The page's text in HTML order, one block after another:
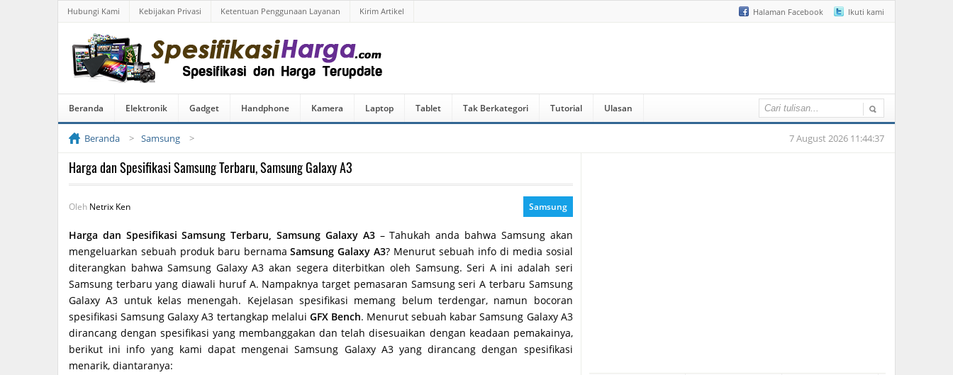
Halaman Facebook Ikuti kami
Hubungi Kami Kebijakan Privasi Ketentuan Penggunaan Layanan Kirim Artikel
Beranda Elektronik Gadget Handphone Kamera Laptop Tablet Tak Berkategori Tutorial Ulasan
Beranda Samsung 7 August 2026 11:44:37
Harga dan Spesifikasi Samsung Terbaru, Samsung Galaxy A3
Oleh Netrix Ken Samsung
Harga dan Spesifikasi Samsung Terbaru, Samsung Galaxy A3– Tahukah anda bahwa Samsung akan
mengeluarkan sebuah produk baru bernamaSamsung Galaxy A3? Menurut sebuah info di media sosial
diterangkan bahwa Samsung Galaxy A3 akan segera diterbitkan oleh Samsung. Seri A ini adalah seri
Samsung terbaru yang diawali huruf A. Nampaknya target pemasaran Samsung seri A terbaru Samsung
Galaxy A3 untuk kelas menengah. Kejelasan spesifikasi memang belum terdengar, namun bocoran
spesifikasi Samsung Galaxy A3 tertangkap melalui GFX Bench. Menurut sebuah kabar Samsung Galaxy A3
dirancang dengan spesifikasi yang membanggakan dan telah disesuaikan dengan keadaan pemakainya,
berikut ini info yang kami dapat mengenai Samsung Galaxy A3 yang dirancang dengan spesifikasi
menarik, diantaranya: